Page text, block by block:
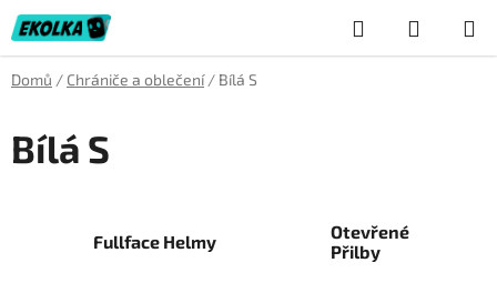
Přejít
na
obsah
Hledat
KOŠÍK
Domů / Chrániče a oblečení / Bílá S
Bílá S
Fullface Helmy
Otevřené
Přilby